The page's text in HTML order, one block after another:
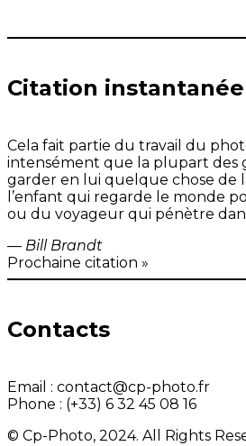
Citation instantanée
Cela fait partie du travail du
intensément que la plupart des
garder en lui quelque chose de
l’enfant qui regarde le monde
ou du voyageur qui pénètre
— Bill Brandt
Prochaine citation »
Contacts
Email : contact@cp-photo.fr
Phone : (+33) 6 32 45 08 16
© Cp-Photo, 2024. All Rights